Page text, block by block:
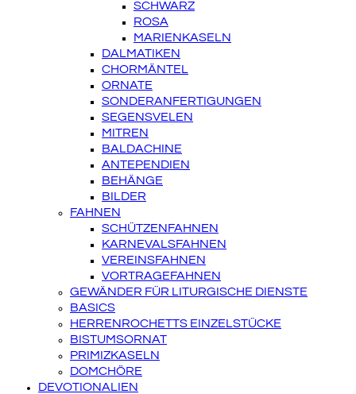
SCHWARZ
ROSA
MARIENKASELN
DALMATIKEN
CHORMÄNTEL
ORNATE
SONDERANFERTIGUNGEN
SEGENSVELEN
MITREN
BALDACHINE
ANTEPENDIEN
BEHÄNGE
BILDER
FAHNEN
SCHÜTZENFAHNEN
KARNEVALSFAHNEN
VEREINSFAHNEN
VORTRAGEFAHNEN
GEWÄNDER FÜR LITURGISCHE DIENSTE
BASICS
HERRENROCHETTS EINZELSTÜCKE
BISTUMSORNAT
PRIMIZKASELN
DOMCHÖRE
DEVOTIONALIEN